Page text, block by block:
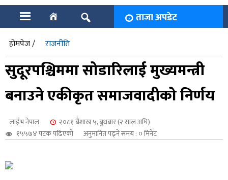
ताजा अपडेट
होमपेज / राजनीति
सुदूरपश्चिममा सोडारिलाई मुख्यमन्त्री
बनाउने एकीकृत समाजवादीको निर्णय
लाईभ नेपाल
२०८१ बैशाख ५, बुधबार (२ साल अघि)
१५५७४ पटक पढिएको
अनुमानित पढ्ने समय : ० मिनेट